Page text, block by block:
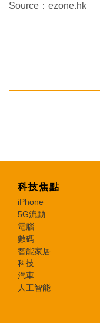
Source：ezone.hk
科技焦點
iPhone
5G流動
電腦
數碼
智能家居
科技
汽車
人工智能